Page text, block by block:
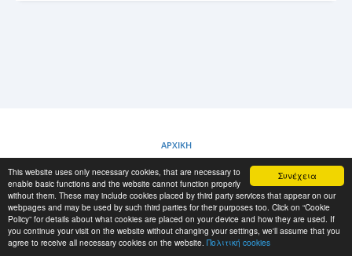
Συνέχεια
This website uses only necessary cookies, that are necessary to
enable basic functions and the website cannot function properly
without them. These may include cookies placed by third party services that appear on our
webpages and may be used by such third parties for their purposes too. Click on “Cookie
Policy” for details about what cookies are placed on your device and how they are used. If
you continue your visit on the website without changing your settings, we'll assume that you
agree to receive all necessary cookies on the website. Πολιτική cookies
ΑΡΧΙΚΗ
ΠΟΛΙΤΙΚΗ COOKIES
RESCUE MATERIAL